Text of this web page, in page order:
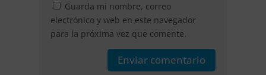
Guarda mi nombre, correo
electrónico y web en este navegador
para la próxima vez que comente.
Enviar comentario